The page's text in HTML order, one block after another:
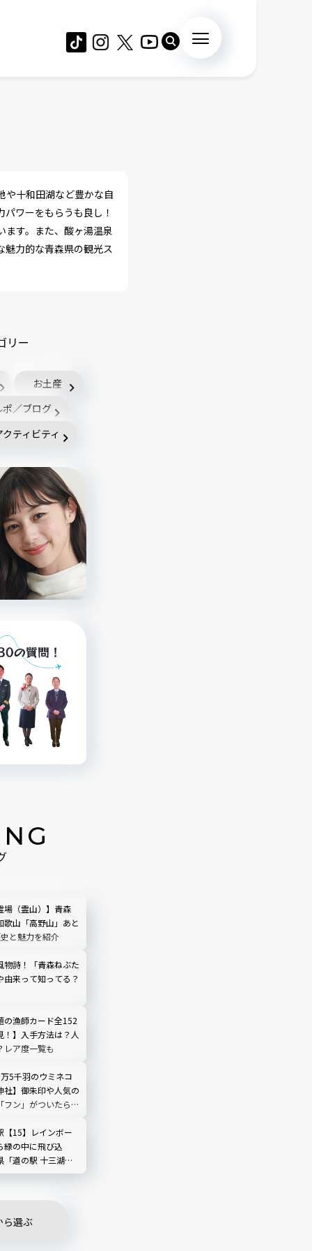
や十和田湖など豊かな自
ワーをもらうも良し！
ます。また、酸ヶ湯温泉
魅力的な青森県の観光ス
リー
お土産
／ブログ
ティビティ
場（霊山）】青森
歌山「高野山」あと
と魅力を紹介
物詩！「青森ねぶた
由来って知ってる？
の漁師カード全152
！】入手方法は？人
レア度一覧も
5千羽のウミネコ
社】御朱印や人気の
フン」がついたら開
【15】レインボー
緑の中に飛び込
「道の駅 十三湖高
リーンパーク」
ら選ぶ